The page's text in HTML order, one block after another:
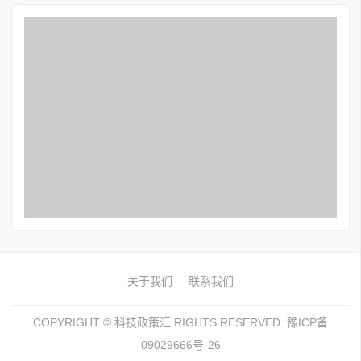
关于我们 联系我们
COPYRIGHT © 科技政策汇 RIGHTS RESERVED. 豫ICP备
09029666号-26